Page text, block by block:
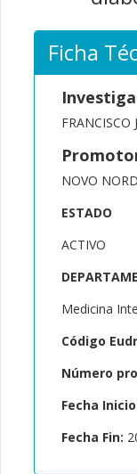
Ficha
FRANCISCO
NOVO
ESTADO
ACTIVO
Medicina
Código
Número
Fecha
Fecha Fin: